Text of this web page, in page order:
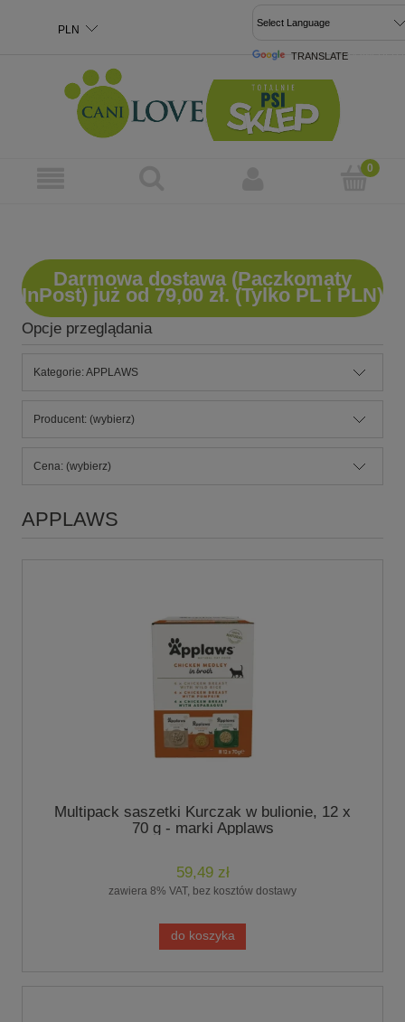
TRANSLATE
Darmowa dostawa (Paczkomaty
InPost) już od 79,00 zł. (Tylko PL i PLN)
Opcje przeglądania
Kategorie: APPLAWS
Producent: (wybierz)
Cena: (wybierz)
APPLAWS
Multipack saszetki Kurczak w bulionie, 12 x
70 g - marki Applaws
59,49 zł
zawiera 8% VAT, bez kosztów dostawy
do koszyka